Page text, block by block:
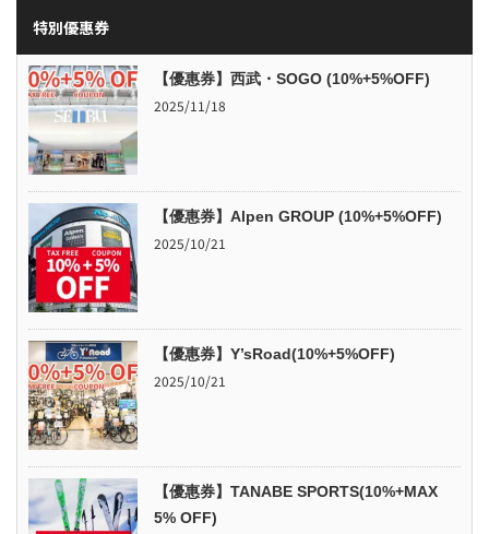
特別優惠券
【優惠券】西武・SOGO (10%+5%OFF)
2025/11/18
【優惠券】Alpen GROUP (10%+5%OFF)
2025/10/21
【優惠券】Y’sRoad(10%+5%OFF)
2025/10/21
【優惠券】TANABE SPORTS(10%+MAX
5% OFF)